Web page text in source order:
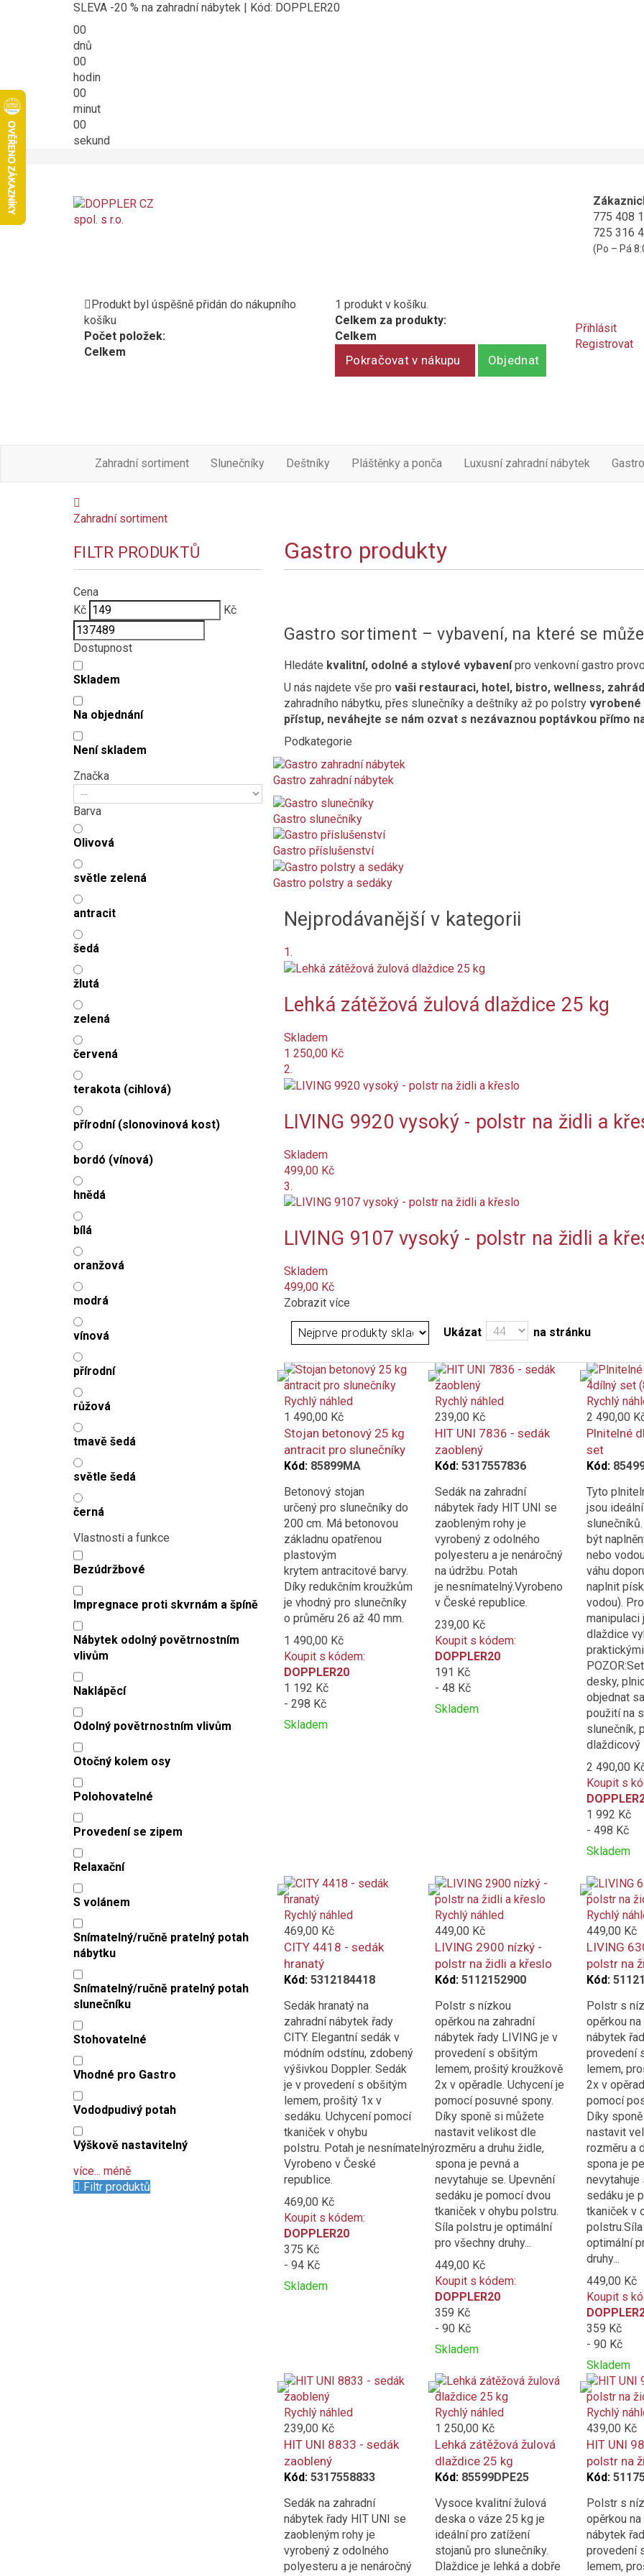
SLEVA -20 % na zahradní nábytek | Kód: DOPPLER20
00
dnů
00
hodin
00
minut
00
sekund
775 408
725 316
(Po – Pá
Produkt byl úspěšně přidán do nákupního
košíku
Počet položek:
Celkem
1 produkt v košíku.
Celkem za produkty:
Celkem
Pokračovat v nákupu Objednat
Přihlásit
Registrovat
Zahradní sortiment Slunečníky Deštníky Pláštěnky a ponča Luxusní zahradní nábytek Gastro
Zahradní sortiment
FILTR PRODUKTŮ
Cena
Kč
Kč
Dostupnost
Skladem
Na objednání
Není skladem
Značka
Barva
Olivová
světle zelená
antracit
šedá
žlutá
zelená
červená
terakota (cihlová)
přírodní (slonovinová kost)
bordó (vínová)
hnědá
bílá
oranžová
modrá
vínová
přírodní
růžová
tmavě šedá
světle šedá
černá
Vlastnosti a funkce
Bezúdržbové
Impregnace proti skvrnám a špíně
Nábytek odolný povětrnostním
vlivům
Naklápěcí
Odolný povětrnostním vlivům
Otočný kolem osy
Polohovatelné
Provedení se zipem
Relaxační
S volánem
Snímatelný/ručně pratelný potah
nábytku
Snímatelný/ručně pratelný potah
slunečníku
Stohovatelné
Vhodné pro Gastro
Vododpudivý potah
Výškově nastavitelný
více... méně
Filtr produktů
Gastro produkty
Gastro sortiment – vybavení, na které se
Hledáte kvalitní, odolné a stylové vybavenípro venkovní gastro
U nás najdete vše pro vaši restauraci, hotel, bistro, wellness,
zahradního nábytku, přes slunečníky a deštníky až po polstry vyrobené
přístup, neváhejte se nám ozvat s nezávaznou poptávkou přímo
Podkategorie
Gastro zahradní nábytek
Gastro slunečníky
Gastro příslušenství
Gastro polstry a sedáky
Nejprodávanější v kategorii
1.
Lehká zátěžová žulová dlaždice 25 kg
Skladem
1 250,00 Kč
2.
LIVING 9920 vysoký - polstr na židli a
Skladem
499,00 Kč
3.
LIVING 9107 vysoký - polstr na židli a
Skladem
499,00 Kč
Zobrazit více
Ukázat na stránku
Rychlý náhled
1 490,00 Kč
Stojan betonový 25 kg
antracit pro slunečníky
Kód: 85899MA
Betonový stojan
určený pro slunečníky do
200 cm. Má betonovou
základnu opatřenou
plastovým
krytem antracitové barvy.
Díky redukčním kroužkům
je vhodný pro slunečníky
o průměru 26 až 40 mm.
1 490,00 Kč
Koupit s kódem:
DOPPLER20
1 192 Kč
- 298 Kč
Skladem
Rychlý náhled
239,00 Kč
HIT UNI 7836 - sedák
zaoblený
Kód: 5317557836
Sedák na zahradní
nábytek řady HIT UNI se
zaobleným rohy je
vyrobený z odolného
polyesteru a je nenáročný
na údržbu. Potah
je nesnímatelný.Vyrobeno
v České republice.
239,00 Kč
Koupit s kódem:
DOPPLER20
191 Kč
- 48 Kč
Skladem
Rychlý
2 490,00
Plnitelné
set
Kód:
Tyto
jsou
být
nebo
váhu
naplnit
vodou).
manipulaci
dlaždice
desky,
objednat
použití na
slunečník,
dlaždicový
2 490,00
Koupit s
1 992 Kč
- 498 Kč
Skladem
k
porovnání
is
added
to
compare
Rychlý náhled
469,00 Kč
CITY 4418 - sedák
hranatý
Kód: 5312184418
Sedák hranatý na
zahradní nábytek řady
CITY. Elegantní sedák v
módním odstínu, zdobený
výšivkou Doppler. Sedák
je v provedení s obšitým
lemem, prošitý 1x v
sedáku. Uchycení pomocí
tkaniček v ohybu
polstru. Potah je nesnímatelný.
Vyrobeno v České
republice.
469,00 Kč
Koupit s kódem:
DOPPLER20
375 Kč
- 94 Kč
Skladem
Rychlý náhled
449,00 Kč
LIVING 2900 nízký -
polstr na židli a křeslo
Kód: 5112152900
Polstr s nízkou
opěrkou na zahradní
nábytek řady LIVING je v
provedení s obšitým
lemem, prošitý kroužkově
2x v opěradle. Uchycení je
pomocí posuvné spony.
Díky sponě si můžete
nastavit velikost dle
rozměru a druhu židle,
spona je pevná a
nevytahuje se. Upevnění
sedáku je pomocí dvou
tkaniček v ohybu polstru.
Síla polstru je optimální
pro všechny druhy...
449,00 Kč
Koupit s kódem:
DOPPLER20
359 Kč
- 90 Kč
Skladem
k
porovnání
is
added
to
compare
Rychlý
449,00 Kč
LIVING
polstr na
Kód:
Polstr s
opěrkou
nábytek
provedení
lemem,
2x v
pomocí
Díky
nastavit
rozměru a
spona je
nevytahuje
sedáku je
tkaniček v
optimální
druhy...
449,00 Kč
Koupit s
359 Kč
- 90 Kč
Skladem
Přidat
k
porovnání
Product
is
added
to
compare
Rychlý náhled
239,00 Kč
HIT UNI 8833 - sedák
zaoblený
Kód: 5317558833
Sedák na zahradní
nábytek řady HIT UNI se
zaobleným rohy je
vyrobený z odolného
polyesteru a je nenáročný
Rychlý náhled
1 250,00 Kč
Lehká zátěžová žulová
dlaždice 25 kg
Kód: 85599DPE25
Vysoce kvalitní žulová
deska o váze 25 kg je
ideální pro zatížení
stojanů pro slunečníky.
Dlaždice je lehká a dobře
Rychlý
439,00 Kč
HIT UNI
polstr na
Kód:
Polstr s
opěrkou
nábytek
provedení
lemem,